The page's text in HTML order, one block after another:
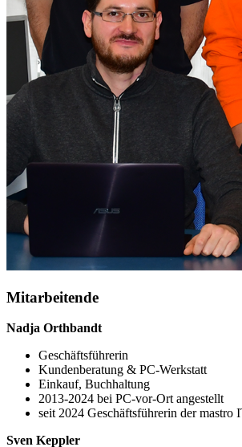
Mitarbeitende
Nadja Orthbandt
Geschäftsführerin
Kundenberatung & PC-Werkstatt
Einkauf, Buchhaltung
2013-2024 bei PC-vor-Ort angestellt
seit 2024 Geschäftsführerin der mastro
Sven Keppler